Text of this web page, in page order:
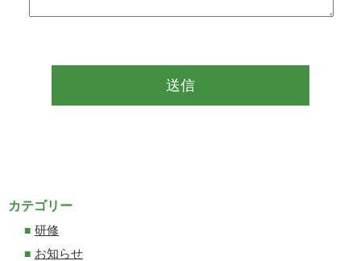
カテゴリー
研修
お知らせ